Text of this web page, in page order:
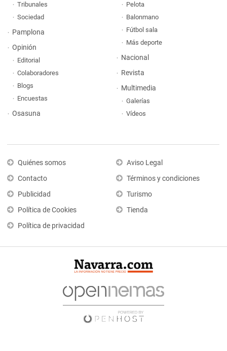
Tribunales
Sociedad
Pamplona
Opinión
Editorial
Colaboradores
Blogs
Encuestas
Osasuna
Pelota
Balonmano
Fútbol sala
Más deporte
Nacional
Revista
Multimedia
Galerías
Vídeos
Quiénes somos
Contacto
Publicidad
Política de Cookies
Política de privacidad
Aviso Legal
Términos y condiciones
Turismo
Tienda